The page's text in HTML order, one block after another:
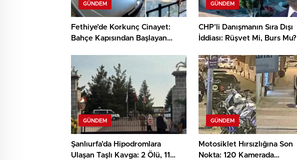
GÜNDEM
Fethiye’de Korkunç Cinayet:
Bahçe Kapısından Başlayan
GÜNDEM
CHP’li Danışmanın Sıra Dışı
İddiası: Rüşvet Mi, Burs Mu?
GÜNDEM
Şanlıurfa’da Hipodromlara
Ulaşan Taşlı Kavga: 2 Ölü, 11
GÜNDEM
Motosiklet Hırsızlığına Son
Nokta: 120 Kamerada